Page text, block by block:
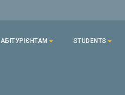
АБІТУРІЄНТАМ STUDENTS